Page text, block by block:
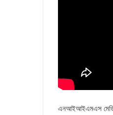
এনআইআইএমএস